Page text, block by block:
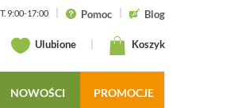
9:00-17:00 Pomoc Blog
Ulubione Koszyk
NOWOŚCI PROMOCJE